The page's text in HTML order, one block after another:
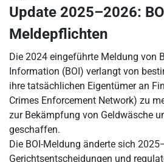
Update 2025–2026:
Meldepflichten
Die 2024 eingeführte Meldung von
Information (BOI) verlangt von
ihre tatsächlichen Eigentümer an
Crimes Enforcement Network) zu
zur Bekämpfung von Geldwäsche
geschaffen.
Die BOI-Meldung änderte sich
Gerichtsentscheidungen und